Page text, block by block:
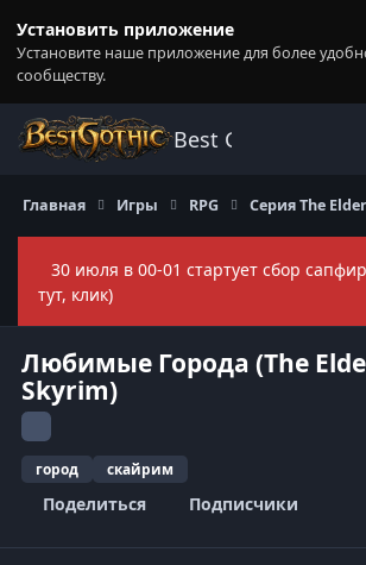
Установить приложение
Установите наше приложение для более
сообществу.
Best Gothic Forums
Главная Игры RPG Серия The
30 июля в 00-01 стартует сбор
тут, клик)
Любимые Города (The
Skyrim)
город скайрим
Поделиться Подписчики